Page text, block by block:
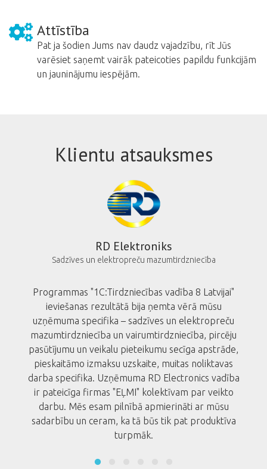
Attīstība
Pat ja šodien Jums nav daudz vajadzību, rīt Jūs
varēsiet saņemt vairāk pateicoties papildu funkcijām
un jauninājumu iespējām.
Klientu atsauksmes
RD Elektroniks
Sadzīves un elektropreču mazumtirdzniecība
Programmas "1C:Tirdzniecības vadība 8 Latvijai"
ieviešanas rezultātā bija ņemta vērā mūsu
uzņēmuma specifika – sadzīves un elektropreču
mazumtirdzniecība un vairumtirdzniecība, pircēju
pasūtījumu un veikalu pieteikumu secīga apstrāde,
pieskaitāmo izmaksu uzskaite, muitas noliktavas
darba specifika. Uzņēmuma RD Electronics vadība
ir pateicīga firmas "EĻMI" kolektīvam par veikto
darbu. Mēs esam pilnībā apmierināti ar mūsu
sadarbību un ceram, ka tā būs tik pat produktīva
turpmāk.